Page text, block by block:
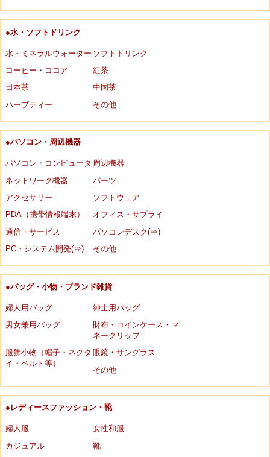
●水・ソフトドリンク
水・ミネラルウォーター ソフトドリンク
コーヒー・ココア
紅茶
日本茶
中国茶
ハーブティー
その他
●パソコン・周辺機器
パソコン・コンピュータ 周辺機器
ネットワーク機器
パーツ
アクセサリー
ソフトウェア
PDA（携帯情報端末）
オフィス・サプライ
通信・サービス
パソコンデスク(⇒)
PC・システム開発(⇒)
その他
●バッグ・小物・ブランド雑貨
婦人用バッグ
紳士用バッグ
男女兼用バッグ
財布・コインケース・マ
ネークリップ
服飾小物（帽子・ネクタ
イ・ベルト等）
眼鏡・サングラス
その他
●レディースファッション・靴
婦人服
女性和服
カジュアル
靴